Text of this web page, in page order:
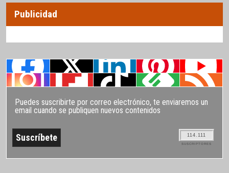
Publicidad
Puedes suscribirte por correo electrónico, te enviaremos un
email cuando se publiquen nuevos contenidos
114.111
SUSCRIPTORES